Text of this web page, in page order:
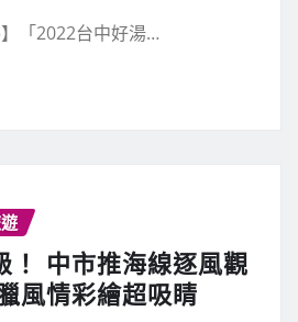
「2022台中好湯…
！ 中市推海線逐風觀
風情彩繪超吸睛